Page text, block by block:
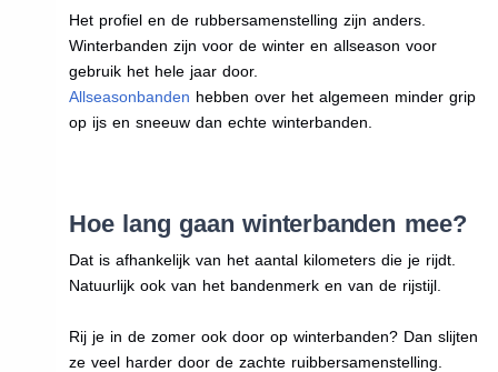
Het profiel en de rubbersamenstelling zijn anders.
Winterbanden zijn voor de winter en allseason voor
gebruik het hele jaar door.
Allseasonbanden hebben over het algemeen minder grip
op ijs en sneeuw dan echte winterbanden.
Hoe lang gaan winterbanden mee?
Dat is afhankelijk van het aantal kilometers die je rijdt.
Natuurlijk ook van het bandenmerk en van de rijstijl.
Rij je in de zomer ook door op winterbanden? Dan slijten
ze veel harder door de zachte ruibbersamenstelling.